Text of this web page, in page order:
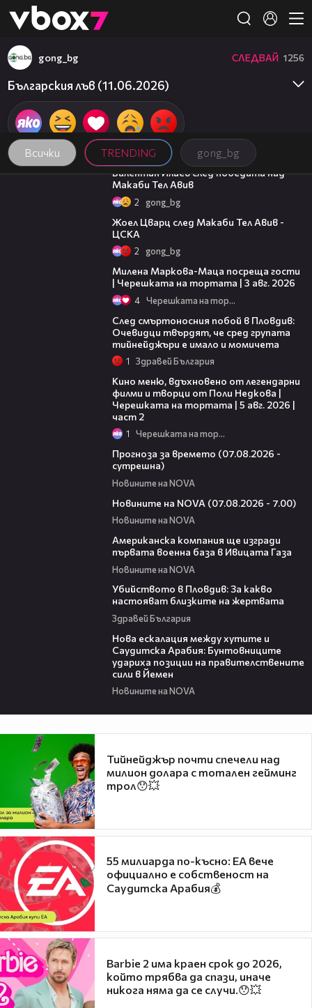
👾
Всички TRENDING gong_bg
gong_bg СЛЕДВАЙ 1256
Българския лъв (11.06.2026)
06:38
Валентин Илиев след победата над
Макаби Тел Авив
2 gong_bg
Жоел Цварц след Макаби Тел Авив -
ЦСКА
2 gong_bg
Милена Маркова-Маца посреща гости
| Черешката на тортата | 3 авг. 2026
4 Черешката на тортата
След смъртоносния побой в Пловдив:
Очевидци твърдят, че сред групата
тийнейджъри е имало и момичета
1 Здравей България
Кино меню, вдъхновено от легендарни
филми и творци от Поли Недкова |
Черешката на тортата | 5 авг. 2026 |
част 2
1 Черешката на тортата
Прогноза за времето (07.08.2026 -
сутрешна)
Новините на NOVA
Новините на NOVA (07.08.2026 - 7.00)
Новините на NOVA
Американска компания ще изгради
първата военна база в Ивицата Газа
Новините на NOVA
Убийството в Пловдив: За какво
настояват близките на жертвата
Здравей България
Нова ескалация между хутите и
Саудитска Арабия: Бунтовниците
удариха позиции на правителствените
сили в Йемен
Новините на NOVA
Тийнейджър почти спечели над
милион долара с тотален гейминг
трол😯💥
55 милиарда по-късно: EA вече
официално е собственост на
Саудитска Арабия💰
Barbie 2 има краен срок до 2026,
който трябва да спази, иначе
никога няма да се случи.😯💥